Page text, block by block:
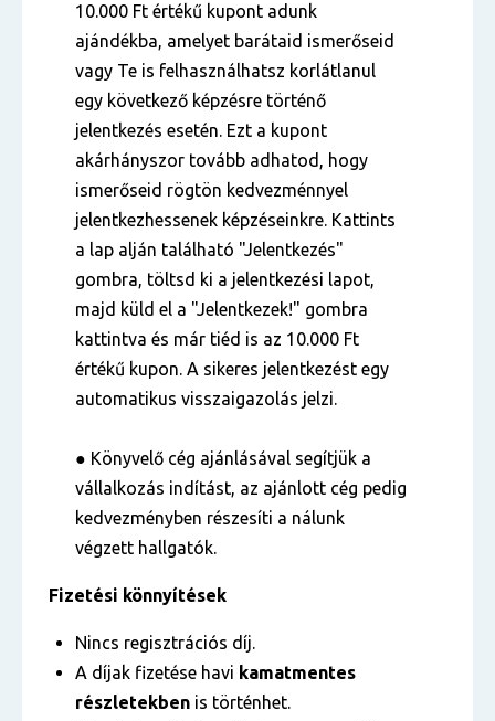
10.000 Ft értékű kupont adunk
ajándékba, amelyet barátaid ismerőseid
vagy Te is felhasználhatsz korlátlanul
egy következő képzésre történő
jelentkezés esetén. Ezt a kupont
akárhányszor tovább adhatod, hogy
ismerőseid rögtön kedvezménnyel
jelentkezhessenek képzéseinkre. Kattints
a lap alján található "Jelentkezés"
gombra, töltsd ki a jelentkezési lapot,
majd küld el a "Jelentkezek!" gombra
kattintva és már tiéd is az 10.000 Ft
értékű kupon. A sikeres jelentkezést egy
automatikus visszaigazolás jelzi.
● Könyvelő cég ajánlásával segítjük a
vállalkozás indítást, az ajánlott cég pedig
kedvezményben részesíti a nálunk
végzett hallgatók.
Fizetési könnyítések
Nincs regisztrációs díj.
A díjak fizetése havi kamatmentes
részletekben is történhet.